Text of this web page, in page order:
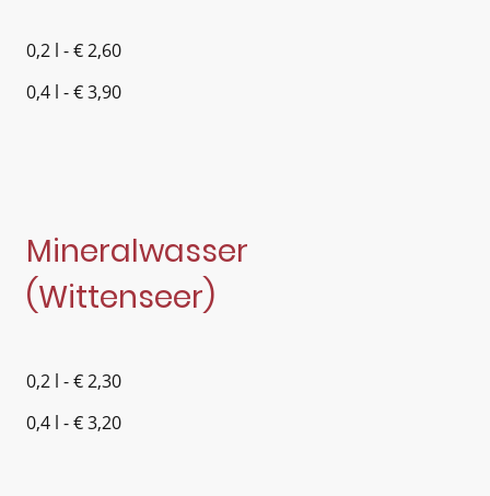
0,2 l - € 2,60
0,4 l - € 3,90
Mineralwasser
(Wittenseer)
0,2 l - € 2,30
0,4 l - € 3,20